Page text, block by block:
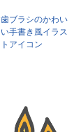
歯ブラシのかわい
い手書き風イラス
トアイコン